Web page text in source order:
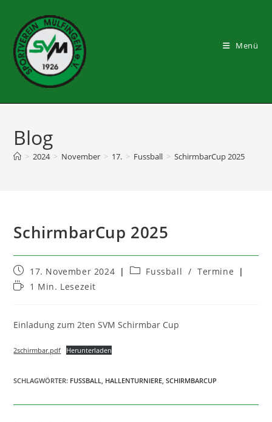
springen
Menü
Blog
> 2024 > November > 17. > Fussball > SchirmbarCup 2025
SchirmbarCup 2025
Beitrag
veröffentlicht:
17. November 2024
Beitrags-
Fussball / Termine
Lesedauer:
1 Min. Lesezeit
Einladung zum 2ten SVM Schirmbar Cup
2schirmbar.pdf Herunterladen
SCHLAGWÖRTER: FUSSBALL , HALLENTURNIERE, SCHIRMBARCUP